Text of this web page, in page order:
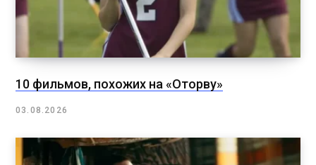
10 фильмов, похожих на «Оторву»
03.08.2026